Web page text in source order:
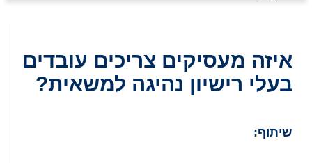
איזה מעסיקים צריכים עובדים
בעלי רישיון נהיגה למשאית?
שיתוף: